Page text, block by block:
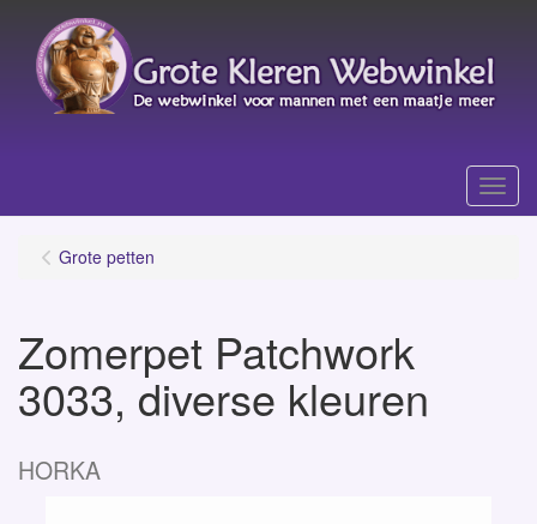
Menu
Grote petten
Zomerpet Patchwork
3033, diverse kleuren
HORKA